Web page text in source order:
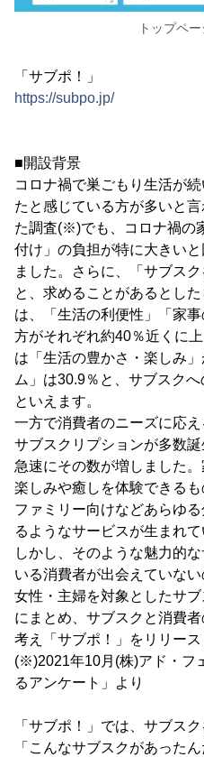
トップペ
「サブポ！」
https://subpo.jp/
■開設背景
コロナ禍で巣ごもり生活が
たと感じている方が多いと
た調査(※)でも、コロナ禍の
付け」の負担が特に大きい
ました。さらに、「サブス
と、求めることがあるとし
は、「生活の利便性」「家
方がそれぞれ約40％近くに
は「生活の豊かさ・楽しみ
ム」は30.9％と、サブスク
といえます。
一方で消費者のニーズに応
サブスクリプションが多数
急速にその数が増しました
楽しみや癒しを体験できる
ファミリー向けなどあらゆ
るようなサービスが生まれて
しかし、そのような魅力的
いる消費者が出会えていな
女性・主婦を対象としたサ
にまとめ、サブスクと消費
考え「サブポ！」をリリース
(※)2021年10月(株)アド・フ
るアンケート」より
「サブポ！」では、サブス
「こんなサブスクがあった